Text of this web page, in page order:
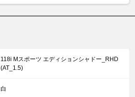
118i Mスポーツ エディションシャドー_RHD
(AT_1.5)
白